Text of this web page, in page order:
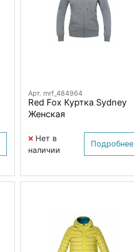
Арт. mrf_484964
Red Fox Куртка Sydney
Женская
Нет в
наличии
Подробнее